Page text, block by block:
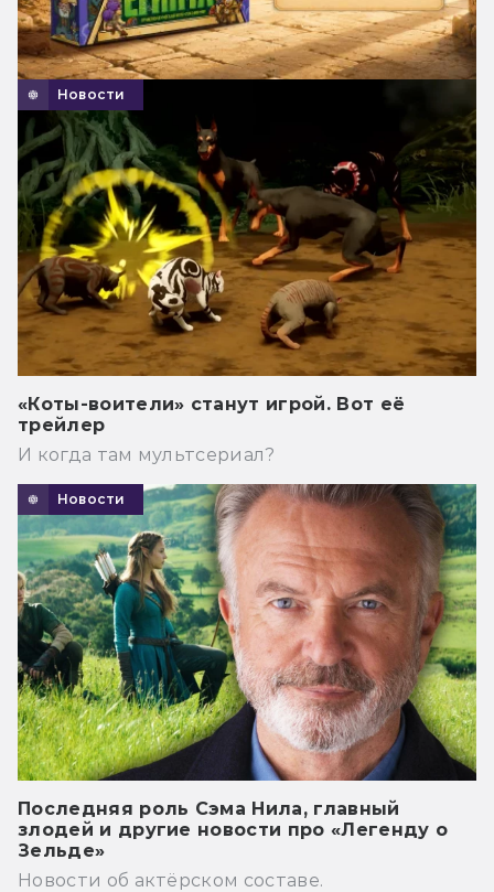
Новости
«Коты-воители» станут игрой. Вот её
трейлер
И когда там мультсериал?
Новости
Последняя роль Сэма Нила, главный
злодей и другие новости про «Легенду о
Зельде»
Новости об актёрском составе.